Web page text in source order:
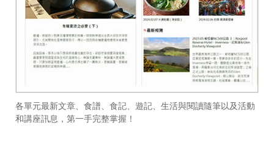
各單元最新文章、食譜、食記、遊記、生活與閱讀隨筆以及活動
和講座訊息，第一手完整掌握！